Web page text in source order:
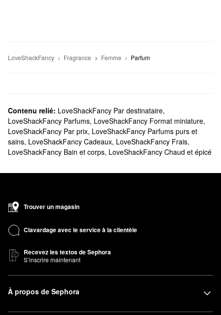
LoveShackFancy Fragrance Femme Parfum
Contenu relié: LoveShackFancy Par destinataire,
LoveShackFancy Parfums, LoveShackFancy Format miniature,
LoveShackFancy Par prix, LoveShackFancy Parfums purs et
sains, LoveShackFancy Cadeaux, LoveShackFancy Frais,
LoveShackFancy Bain et corps, LoveShackFancy Chaud et épicé
Trouver un magasin
Clavardage avec le service à la clientèle
Recevez les textos de Sephora
S’inscrire maintenant
À propos de Sephora